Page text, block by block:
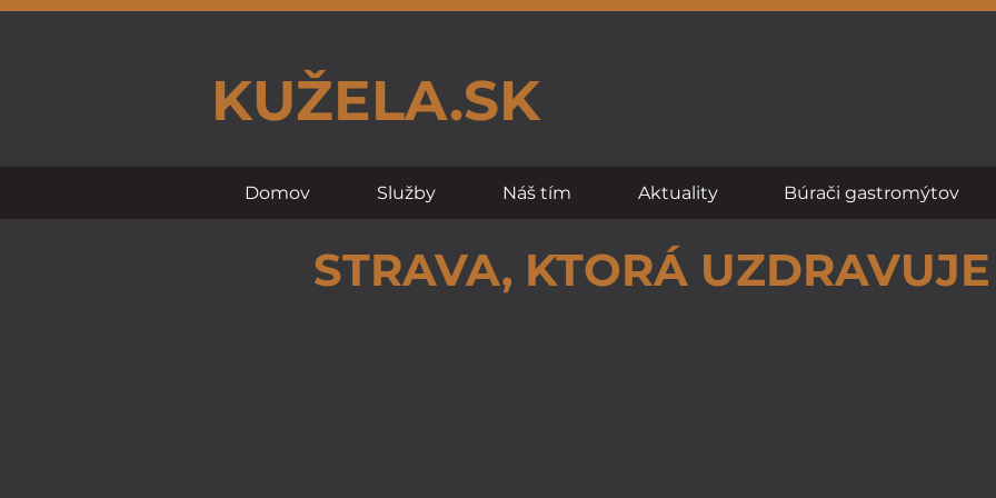
KUŽELA.SK
Domov Služby Náš tím Aktuality Búrači gastromýtov
STRAVA, KTORÁ UZDRAVUJE